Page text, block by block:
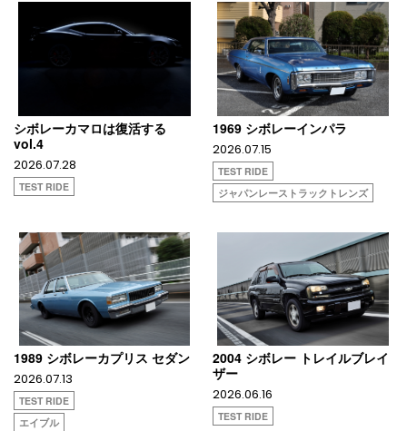
シボレーカマロは復活する
vol.4
2026.07.28
TEST RIDE
1969 シボレーインパラ
2026.07.15
TEST RIDE
ジャパンレーストラックトレンズ
1989 シボレーカプリス セダン
2026.07.13
TEST RIDE
エイブル
2004 シボレー トレイルブレイ
ザー
2026.06.16
TEST RIDE